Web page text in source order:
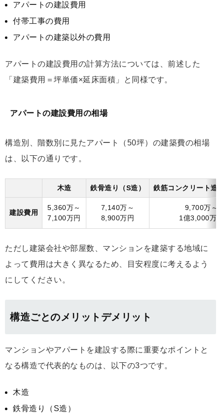
アパートの建設費用
付帯工事の費用
アパートの建築以外の費用
アパートの建設費用の計算方法については、前述した
「建築費用＝坪単価×延床面積」と同様です。
アパートの建設費用の相場
構造別、階数別に見たアパート（50坪）の建築費の相場
は、以下の通りです。
木造 鉄骨造り（S造） 鉄筋コンクリート造
建設費用
5,360万～
7,100万円
7,140万～
8,900万円
9,700万～
1億3,000万
ただし建築会社や部屋数、マンションを建築する地域に
よって費用は大きく異なるため、目安程度に考えるよう
にしてください。
構造ごとのメリットデメリット
マンションやアパートを建設する際に重要なポイントと
なる構造で代表的なものは、以下の3つです。
木造
鉄骨造り（S造）